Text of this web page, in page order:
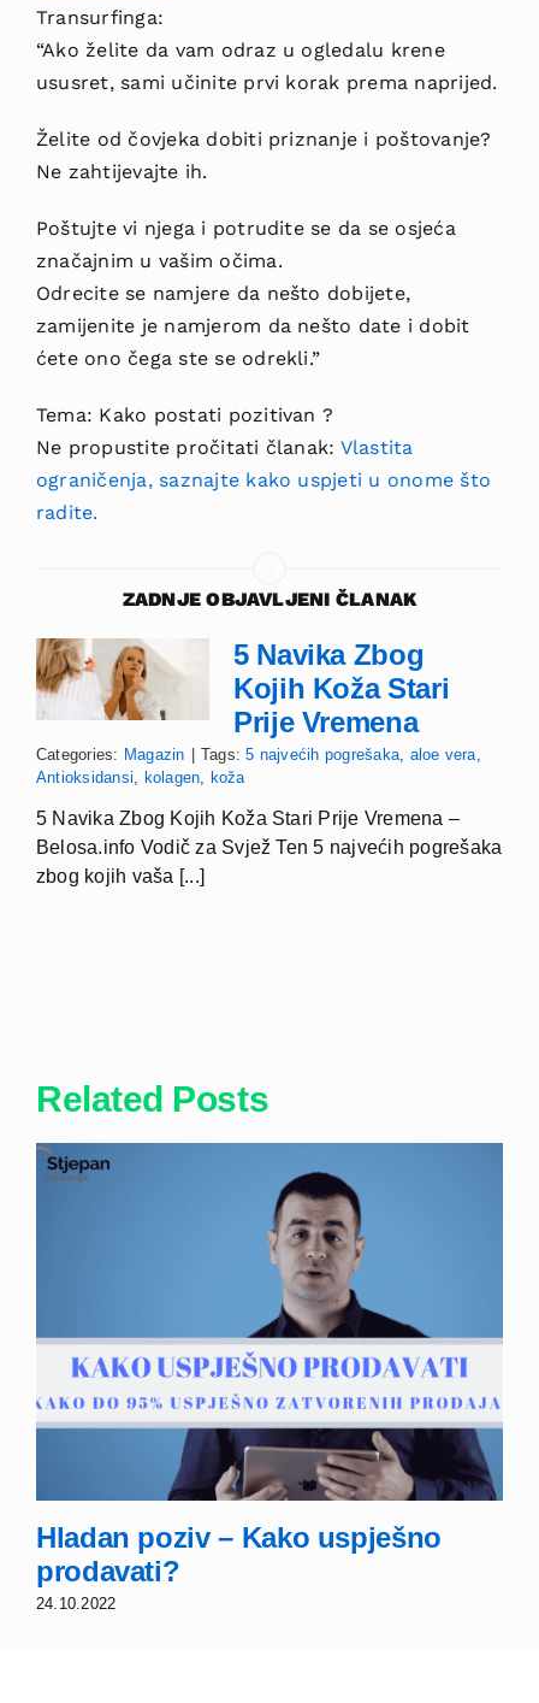
Transurfinga:
“Ako želite da vam odraz u ogledalu krene
ususret, sami učinite prvi korak prema naprijed.
Želite od čovjeka dobiti priznanje i poštovanje?
Ne zahtijevajte ih.
Poštujte vi njega i potrudite se da se osjeća
značajnim u vašim očima.
Odrecite se namjere da nešto dobijete,
zamijenite je namjerom da nešto date i dobit
ćete ono čega ste se odrekli.”
Tema: Kako postati pozitivan ?
Ne propustite pročitati članak: Vlastita
ograničenja, saznajte kako uspjeti u onome što
radite.
ZADNJE OBJAVLJENI ČLANAK
5 Navika Zbog
Kojih Koža Stari
Prije Vremena
Categories: Magazin Tags:5 najvećih pogrešaka aloe vera
Antioksidansi
kolagen koža
5 Navika Zbog Kojih Koža Stari Prije Vremena –
Belosa.info Vodič za Svjež Ten 5 najvećih pogrešaka
zbog kojih vaša [...]
Related Posts
Hladan poziv – Kako uspješno
prodavati?
24.10.2022